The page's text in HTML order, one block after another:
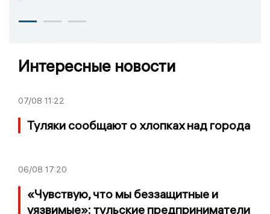
Интересные новости
07/08 11:22
Туляки сообщают о хлопках над города
06/08 17:20
«Чувствую, что мы беззащитные и
уязвимые»: тульские предприниматели